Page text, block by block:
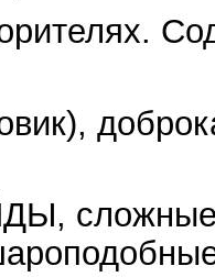
сложные